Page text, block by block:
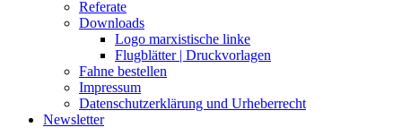
Referate
Downloads
Logo marxistische linke
Flugblätter | Druckvorlagen
Fahne bestellen
Impressum
Datenschutzerklärung und Urheberrecht
Newsletter